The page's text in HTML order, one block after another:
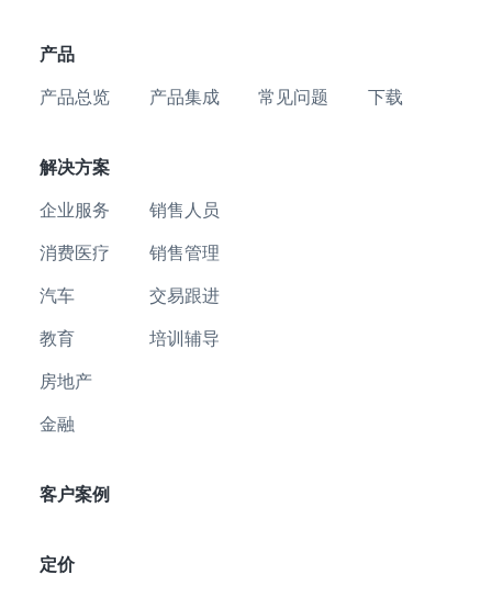
产品
产品总览 产品集成 常见问题 下载
解决方案
企业服务
消费医疗
汽车
教育
房地产
金融
销售人员
销售管理
交易跟进
培训辅导
客户案例
定价